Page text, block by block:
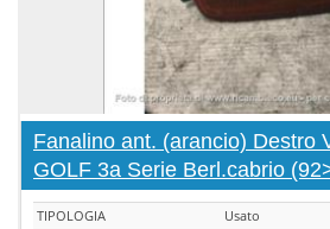
Fanalino ant. (arancio) Destro
GOLF 3a Serie Berl.cabrio
TIPOLOGIA
Usato